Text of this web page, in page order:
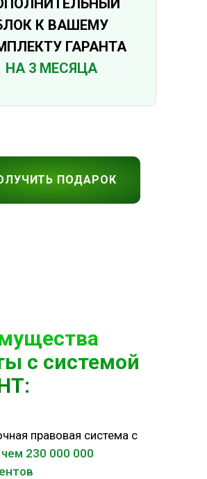
К ВАШЕМУ
ГАРАНТА
НА 3 МЕСЯЦА
ПОДАРОК
с системой
правовая система с
230 000 000